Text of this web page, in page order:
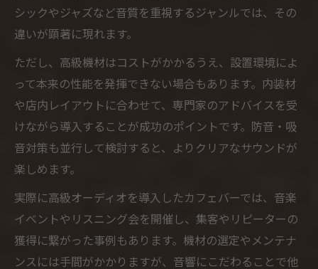
シックやジャズなど音質を重視するジャンルでは、その
違いが顕著に現れます。
ただし、高級機材はコストがかかるうえ、設置環境によ
って本来の性能を発揮できない場合もあります。内装材
や店内レイアウトに合わせて、専門家のアドバイスを受
けながら導入することが成功のポイントです。防音・吸
音対策も並行して検討すると、よりクリアなサウンドが
楽しめます。
実際に高級オーディオを導入したカフェバーでは、音楽
イベントやリスニング会を開催し、集客やリピーターの
獲得に繋がった事例もあります。機材の選定やメンテナ
ンスには手間がかかりますが、音響にこだわることで他